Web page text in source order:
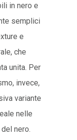
in nero e
semplici
e
che
unita. Per
invece,
variante
nelle
nero.